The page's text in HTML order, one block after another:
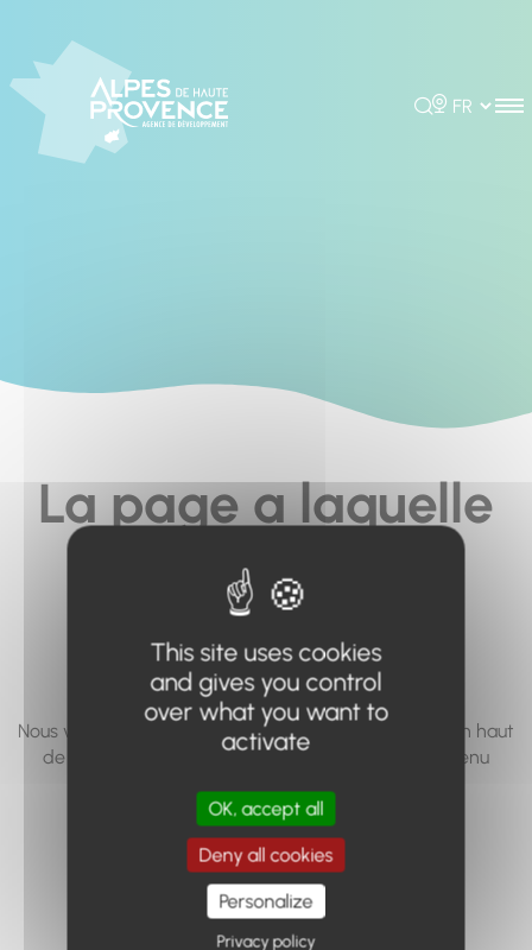
Rechercher
Choisir la
La page a laquelle
vous cherchez à
accéder n'existe
pas... ou plus.
Nous vous invitons à utiliser le moteur de recherche en haut
de page, ou à utiliser le menu pour trouver le contenu
Retour à l'accueil
This site uses cookies
and gives you control
over what you want to
activate
OK, accept all
Deny all cookies
Personalize
Privacy policy